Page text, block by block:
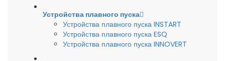
Устройства плавного пуска
Устройства плавного пуска INSTART
Устройства плавного пуска ESQ
Устройства плавного пуска INNOVERT